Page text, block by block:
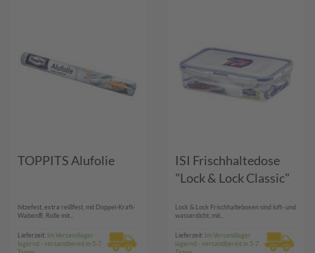
TOPPITS Alufolie
hitzefest, extra reißfest, mit Doppel-Kraft-
Waben®, Rolle mit...
Lieferzeit: Im Versandlager
lagernd - versandbereit in 5-7
ISI Frischhaltedose
"Lock & Lock Classic"
Lock & Lock Frischhalteboxen sind luft- und
wasserdicht, mit...
Lieferzeit: Im Versandlager
lagernd - versandbereit in 5-7